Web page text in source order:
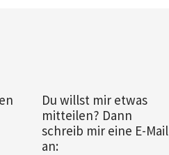
Du willst mir etwas
mitteilen? Dann
schreib mir eine E-Mail
an: